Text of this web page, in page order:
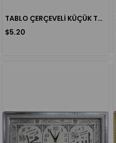
TABLO ÇERÇEVELİ KÜÇÜK TS08 (10X15 CM)
$5.20